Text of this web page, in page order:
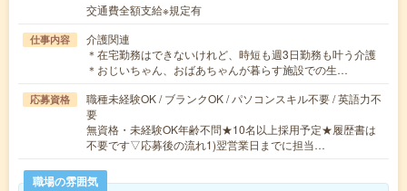
交通費全額支給※規定有
仕事内容
介護関連
＊在宅勤務はできないけれど、時短も週3日勤務も叶う介護
＊おじいちゃん、おばあちゃんが暮らす施設での生…
応募資格
職種未経験OK / ブランクOK / パソコンスキル不要 / 英語力不
要
無資格・未経験OK年齢不問★10名以上採用予定★履歴書は
不要です▽応募後の流れ1)翌営業日までに担当…
職場の雰囲気